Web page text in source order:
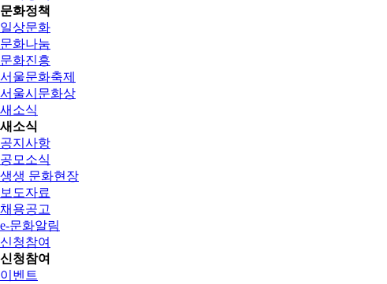
문화정책
일상문화
문화나눔
문화진흥
서울문화축제
서울시문화상
새소식
새소식
공지사항
공모소식
생생 문화현장
보도자료
채용공고
e-문화알림
신청참여
신청참여
이벤트